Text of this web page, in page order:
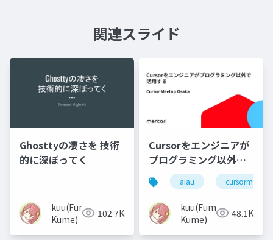
関連スライド
Ghosttyの凄さを 技術
的に深ぼってく
kuu(Fumiya
Kume)
102.7K
Cursorをエンジニアが
プログラミング以外で
活用するaiau cursormeetup
kuu(Fumiya
Kume)
48.1K